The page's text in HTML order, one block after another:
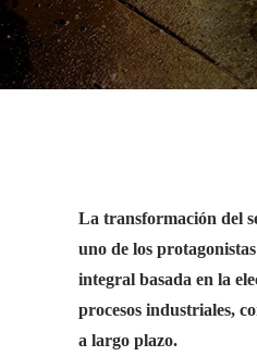
La transformación del
uno de los
integral basada en la
procesos industriales,
a largo plazo.